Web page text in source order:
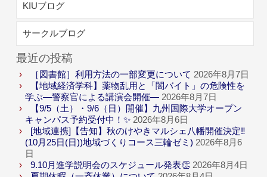
KIUブログ
サークルブログ
最近の投稿
［図書館］利用方法の一部変更について 2026年8月7日
【地域経済学科】薬物乱用と「闇バイト」の危険性を
学ぶ―警察官による講演会開催― 2026年8月7日
【9/5（土）・9/6（日）開催】九州国際大学オープン
キャンパス予約受付中！✨ 2026年8月6日
[地域連携]【告知】秋のけやきマルシェ八幡開催決定‼
(10月25日(日))地域づくりコース三輪ゼミ) 2026年8月6
日
9.10月進学説明会のスケジュール発表👏 2026年8月4日